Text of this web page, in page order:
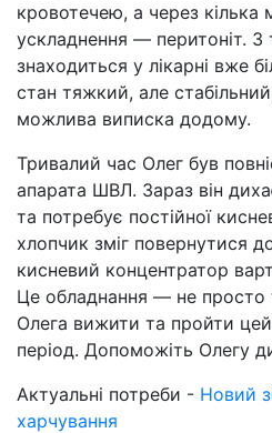
кровотечею, а через кілька
ускладнення — перитоніт. З
знаходиться у лікарні вже
стан тяжкий, але
можлива виписка додому.
Тривалий час Олег був
апарата ШВЛ. Зараз він
та потребує постійної
хлопчик зміг повернутися
кисневий концентратор
Це обладнання — не просто
Олега вижити та пройти
період. Допоможіть Олегу
Актуальні потреби - Новий
харчування